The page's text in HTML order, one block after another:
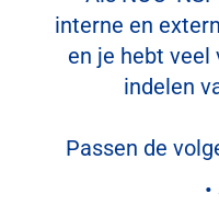
interne en
en je hebt
indelen
Passen de